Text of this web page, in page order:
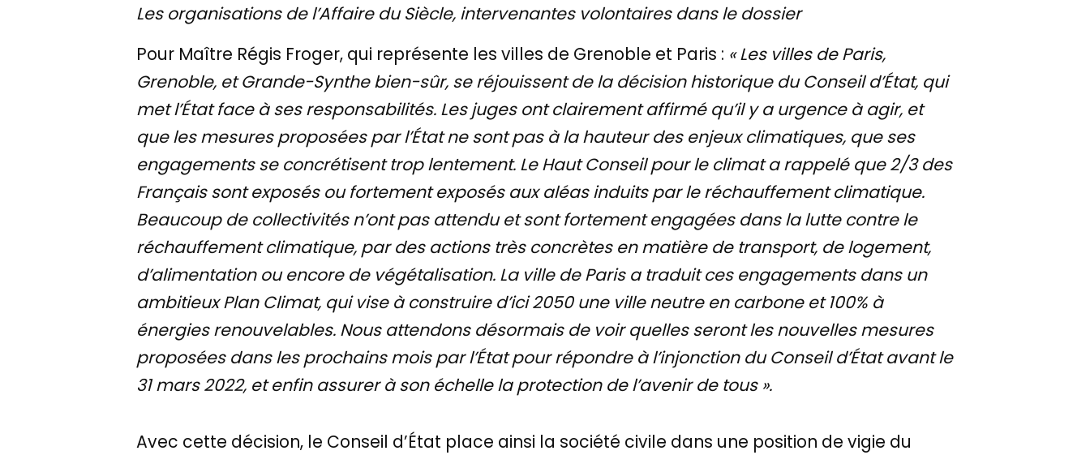
Les organisations de l’Affaire du Siècle, intervenantes volontaires dans le dossier
Pour Maître Régis Froger, qui représente les villes de Grenoble et Paris : « Les villes de Paris,
Grenoble, et Grande-Synthe bien-sûr, se réjouissent de la décision historique du Conseil d’État, qui
met l’État face à ses responsabilités. Les juges ont clairement affirmé qu’il y a urgence à agir, et
que les mesures proposées par l’État ne sont pas à la hauteur des enjeux climatiques, que ses
engagements se concrétisent trop lentement. Le Haut Conseil pour le climat a rappelé que 2/3 des
Français sont exposés ou fortement exposés aux aléas induits par le réchauffement climatique.
Beaucoup de collectivités n’ont pas attendu et sont fortement engagées dans la lutte contre le
réchauffement climatique, par des actions très concrètes en matière de transport, de logement,
d’alimentation ou encore de végétalisation. La ville de Paris a traduit ces engagements dans un
ambitieux Plan Climat, qui vise à construire d’ici 2050 une ville neutre en carbone et 100% à
énergies renouvelables. Nous attendons désormais de voir quelles seront les nouvelles mesures
proposées dans les prochains mois par l’État pour répondre à l’injonction du Conseil d’État avant le
31 mars 2022, et enfin assurer à son échelle la protection de l’avenir de tous ».
Avec cette décision, le Conseil d’État place ainsi la société civile dans une position de vigie du